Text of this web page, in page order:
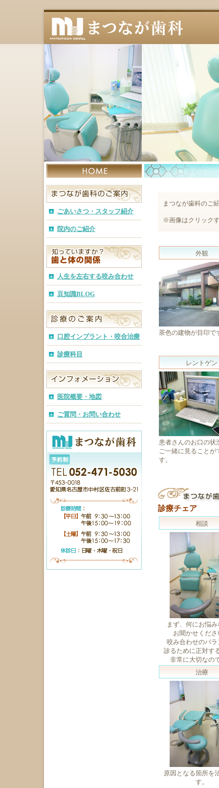
ごあいさつ・スタッフ紹介
院内のご紹介
人生を左右する咬み合わせ
豆知識BLOG
口腔インプラント・咬合治療
診療科目
医院概要・地図
ご質問・お問い合わせ
まつなが歯科のご
※画像はクリック
外観
茶色の建物が目印で
レントゲン
患者さんのお口の状
ご一緒に見ることが
す。
診療チェア
相談
まず、何にお悩
お聞かせくださ
咬み合わせのバラ
診るために正対す
非常に大切なの
治療
原因となる箇所を
す。